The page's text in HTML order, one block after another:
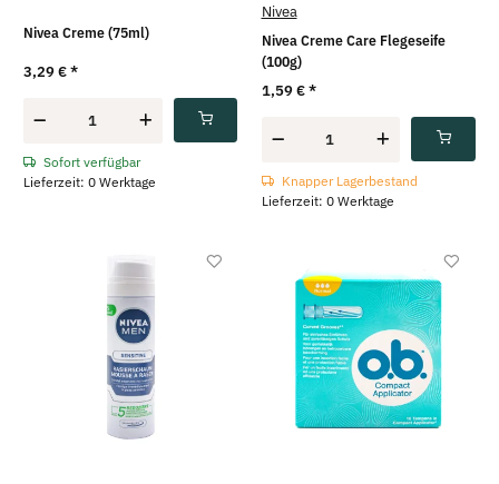
Nivea Creme (75ml)
3,29 €*
Sofort verfügbar
Lieferzeit: 0 Werktage
Nivea
Nivea Creme Care Flegeseife
(100g)
1,59 €*
Knapper Lagerbestand
Lieferzeit: 0 Werktage